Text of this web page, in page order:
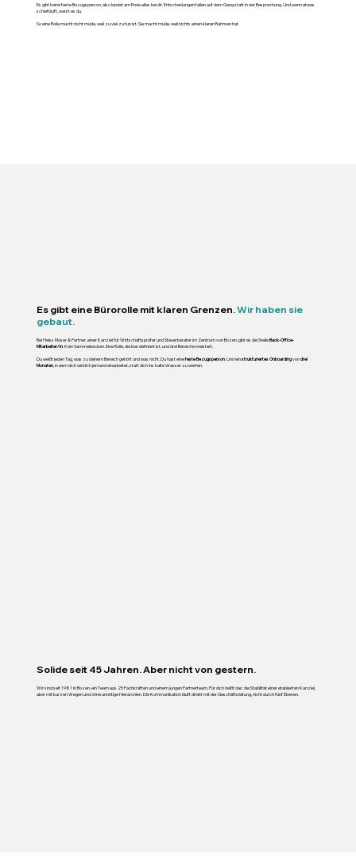
Es gibt keine feste Bezugsperson, also landet am Ende alles bei dir. Entscheidungen fallen auf dem Gang statt in der Besprechung. Und wenn etwas
schiefläuft, warst es du.
So eine Rolle macht nicht müde, weil zu viel zu tun ist. Sie macht müde, weil nichts einen klaren Rahmen hat.
Es gibt eine Bürorolle mit klaren Grenzen. Wir haben sie
gebaut.
Bei Heiss Moser & Partner, einer Kanzlei für Wirtschaftsprüfer und Steuerberater im Zentrum von Bozen, gibt es die StelleBack-Office-
Mitarbeiter/in. Kein Sammelbecken. Eine Rolle, die klar definiert ist, und drei Bereiche meistert.
Du weißt jeden Tag, was zu deinem Bereich gehört und was nicht. Du hast einefeste Bezugsperson. Und einstrukturiertes Onboardingvondrei
Monaten, in dem dich wirklich jemand einarbeitet, statt dich ins kalte Wasser zu werfen.
Solide seit 45 Jahren. Aber nicht von gestern.
Wir sind seit 1981 in Bozen, ein Team aus 25 Fachkräften und einem jungen Partnerteam. Für dich heißt das: die Stabilität einer etablierten Kanzlei,
aber mit kurzen Wegen und ohne unnötige Hierarchien. Die Kommunikation läuft direkt mit der Geschäftsleitung, nicht durch fünf Ebenen.